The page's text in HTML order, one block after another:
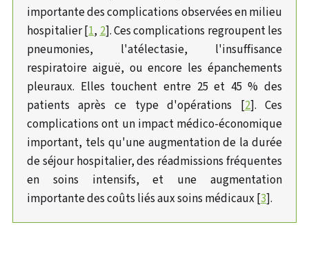
importante des complications observées en milieu
hospitalier [1,2]. Ces complications regroupent les
pneumonies, l'atélectasie, l'insuffisance
respiratoire aiguë, ou encore les épanchements
pleuraux. Elles touchent entre 25 et 45 % des
patients après ce type d'opérations [2]. Ces
complications ont un impact médico-économique
important, tels qu'une augmentation de la durée
de séjour hospitalier, des réadmissions fréquentes
en soins intensifs, et une augmentation
importante des coûts liés aux soins médicaux [3].